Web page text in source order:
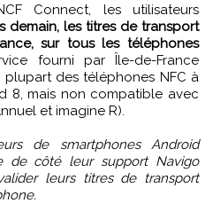
Connect, les utilisateurs
demain, les titres de transport
sur tous les téléphones
fourni par Île-de-France
des téléphones NFC à
8, mais non compatible avec
et imagine R).
de smartphones Android
de côté leur support Navigo
leurs titres de transport